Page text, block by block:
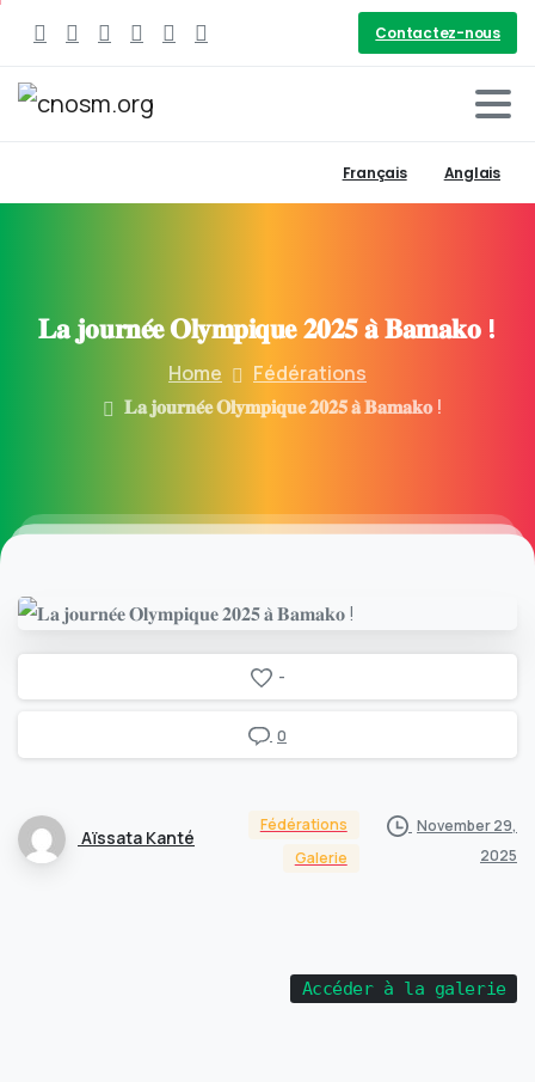
Contactez-nous
Français Anglais
𝐋𝐚𝐣𝐨𝐮𝐫𝐧𝐞́𝐞𝐎𝐥𝐲𝐦𝐩𝐢𝐪𝐮𝐞𝟐𝟎𝟐𝟓𝐚̀𝐁𝐚𝐦𝐚𝐤𝐨 !
Home
Fédérations
𝐋𝐚 𝐣𝐨𝐮𝐫𝐧𝐞́𝐞 𝐎𝐥𝐲𝐦𝐩𝐢𝐪𝐮𝐞 𝟐𝟎𝟐𝟓 𝐚̀ 𝐁𝐚𝐦𝐚𝐤𝐨 !
-
0
Aïssata Kanté
Fédérations
Galerie
November 29,
2025
Accéder à la galerie